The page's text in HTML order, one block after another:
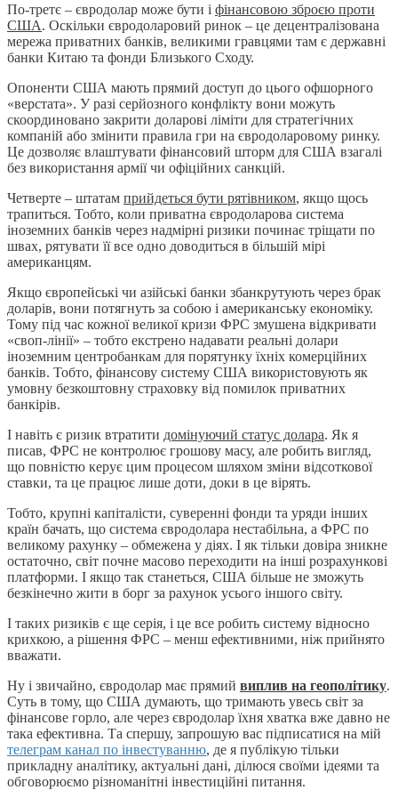
По-третє – євродолар може бути і фінансовою зброєю проти
США. Оскільки євродоларовий ринок – це децентралізована
мережа приватних банків, великими гравцями там є державні
банки Китаю та фонди Близького Сходу.
Опоненти США мають прямий доступ до цього офшорного
«верстата». У разі серйозного конфлікту вони можуть
скоординовано закрити доларові ліміти для стратегічних
компаній або змінити правила гри на євродоларовому ринку.
Це дозволяє влаштувати фінансовий шторм для США взагалі
без використання армії чи офіційних санкцій.
Четверте – штатам прийдеться бути рятівником, якщо щось
трапиться. Тобто, коли приватна євродоларова система
іноземних банків через надмірні ризики починає тріщати по
швах, рятувати її все одно доводиться в більшій мірі
американцям.
Якщо європейські чи азійські банки збанкрутують через брак
доларів, вони потягнуть за собою і американську економіку.
Тому під час кожної великої кризи ФРС змушена відкривати
«своп-лінії» – тобто екстрено надавати реальні долари
іноземним центробанкам для порятунку їхніх комерційних
банків. Тобто, фінансову систему США використовують як
умовну безкоштовну страховку від помилок приватних
банкірів.
І навіть є ризик втратити домінуючий статус долара. Як я
писав, ФРС не контролює грошову масу, але робить вигляд,
що повністю керує цим процесом шляхом зміни відсоткової
ставки, та це працює лише доти, доки в це вірять.
Тобто, крупні капіталісти, суверенні фонди та уряди інших
країн бачать, що система євродолара нестабільна, а ФРС по
великому рахунку – обмежена у діях. І як тільки довіра зникне
остаточно, світ почне масово переходити на інші розрахункові
платформи. І якщо так станеться, США більше не зможуть
безкінечно жити в борг за рахунок усього іншого світу.
І таких ризиків є ще серія, і це все робить систему відносно
крихкою, а рішення ФРС – менш ефективними, ніж прийнято
вважати.
Ну і звичайно, євродолар має прямий виплив на геополітику.
Суть в тому, що США думають, що тримають увесь світ за
фінансове горло, але через євродолар їхня хватка вже давно не
така ефективна. Та спершу, запрошую вас підписатися на мій
телеграм канал по інвестуванню, де я публікую тільки
прикладну аналітику, актуальні дані, ділюся своїми ідеями та
обговорюємо різноманітні інвестиційні питання.